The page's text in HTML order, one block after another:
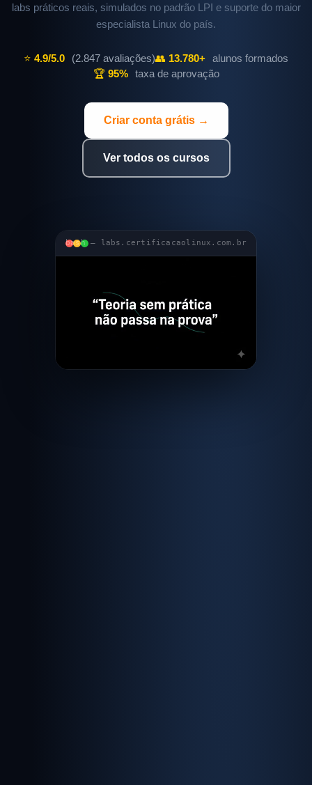
labs práticos reais, simulados no padrão LPI e suporte do maior
especialista Linux do país.
⭐ 4.9/5.0 (2.847 avaliações)👥 13.780+ alunos formados
🏆 95% taxa de aprovação
Criar conta grátis →
Ver todos os cursos
bash — labs.certificacaolinux.com.br